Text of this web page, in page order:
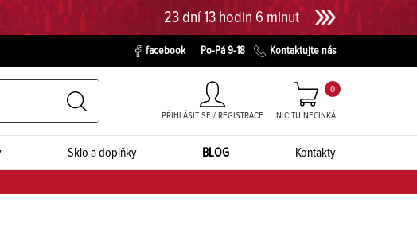
23 dní 13 hodin 5 minut 59 sekund
facebook Po-Pá 9-18 Kontaktujte nás
PŘIHLÁSIT SE / REGISTRACE NIC TU NECINKÁ
0
Sklo a doplňky BLOG Kontakty